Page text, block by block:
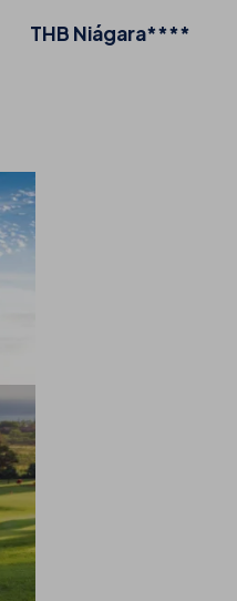
THB Niágara****